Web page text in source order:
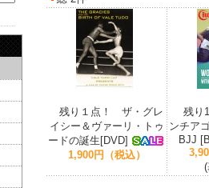
残り１点！ ザ・グレ
イシー＆ヴァーリ・トゥ
ードの誕生[DVD]
1,900円（税込）
残り
ンチア
BJJ